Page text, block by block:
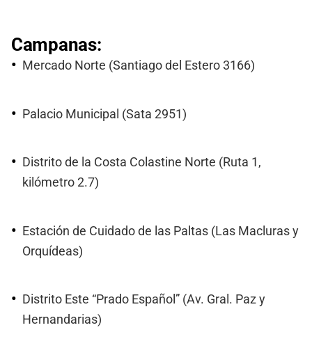
Campanas:
Mercado Norte (Santiago del Estero 3166)
Palacio Municipal (Sata 2951)
Distrito de la Costa Colastine Norte (Ruta 1,
kilómetro 2.7)
Estación de Cuidado de las Paltas (Las Macluras y
Orquídeas)
Distrito Este “Prado Español” (Av. Gral. Paz y
Hernandarias)